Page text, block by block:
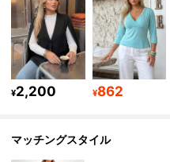
4.81 132K フォロワー
4.81 132K フォロワー
132K フォロワー
4.81 132K フォロワー
¥2,200 ¥862
マッチングスタイル